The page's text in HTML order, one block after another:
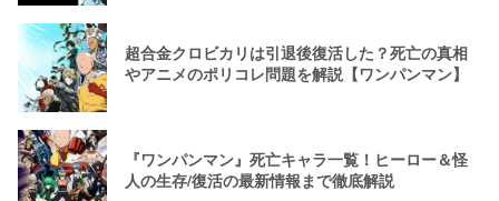
超合金クロビカリは引退後復活した？死亡の真相
やアニメのポリコレ問題を解説【ワンパンマン】
『ワンパンマン』死亡キャラ一覧！ヒーロー＆怪
人の生存/復活の最新情報まで徹底解説